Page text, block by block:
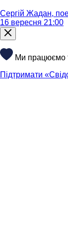
Сергій Жадан,
16 вересня 21:00
Ми працюємо
Підтримати